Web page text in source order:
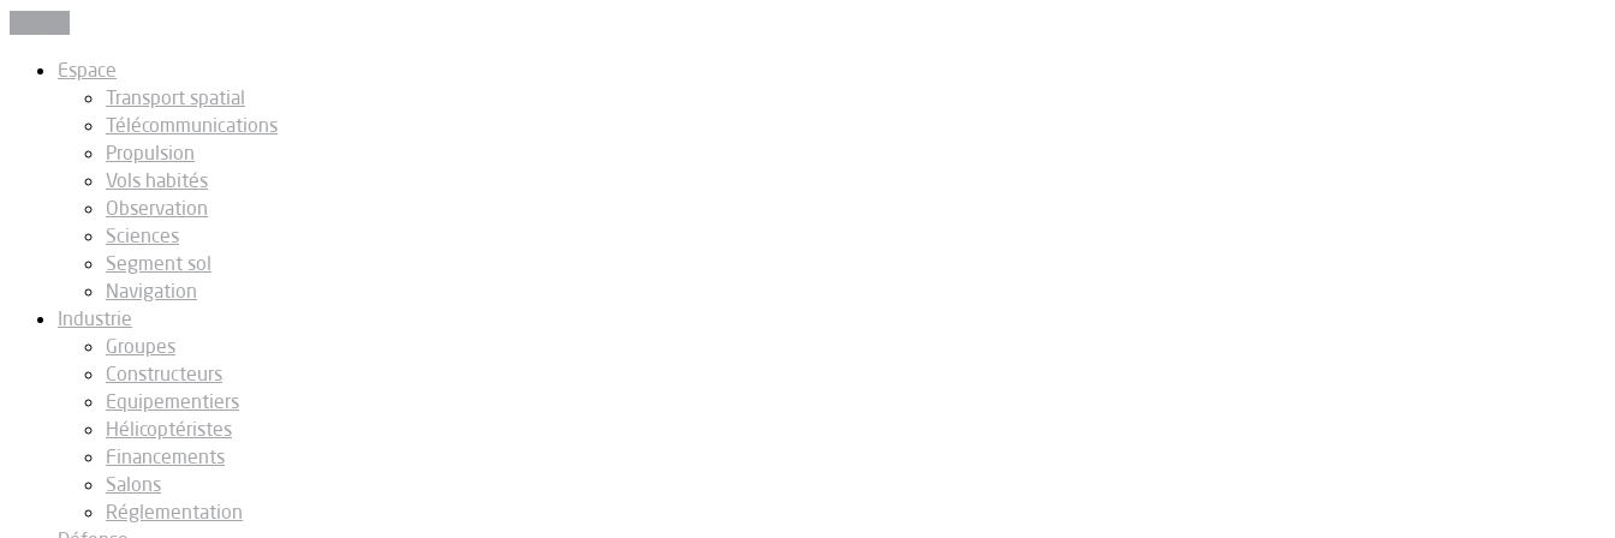
Espace
Transport spatial
Télécommunications
Propulsion
Vols habités
Observation
Sciences
Segment sol
Navigation
Industrie
Groupes
Constructeurs
Equipementiers
Hélicoptéristes
Financements
Salons
Réglementation